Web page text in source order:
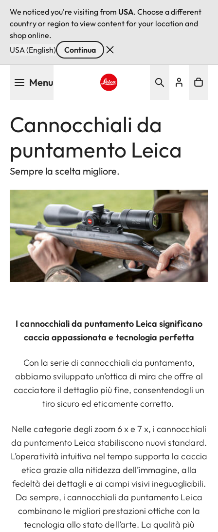
We noticed you're visiting from USA. Choose a different
country or region to view content for your location and
shop online.
USA (English)
Continua
Menu
Cannocchiali da
puntamento Leica
Sempre la scelta migliore.
I cannocchiali da puntamento Leica significano
caccia appassionata e tecnologia perfetta
Con la serie di cannocchiali da puntamento,
abbiamo sviluppato un’ottica di mira che offre al
cacciatore il dettaglio più fine, consentendogli un
tiro sicuro ed eticamente corretto.
Nelle categorie degli zoom 6 x e 7 x, i cannocchiali
da puntamento Leica stabiliscono nuovi standard.
L’operatività intuitiva nel tempo supporta la caccia
etica grazie alla nitidezza dell’immagine, alla
fedeltà dei dettagli e ai campi visivi ineguagliabili.
Da sempre, i cannocchiali da puntamento Leica
combinano le migliori prestazioni ottiche con la
tecnologia allo stato dell’arte. La qualità più